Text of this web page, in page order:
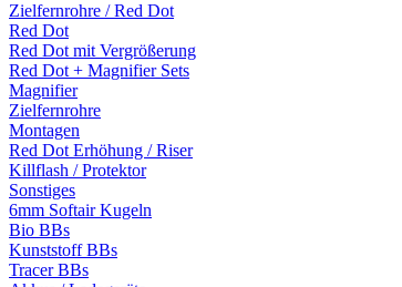
Zielfernrohre / Red Dot
Red Dot
Red Dot mit Vergrößerung
Red Dot + Magnifier Sets
Magnifier
Zielfernrohre
Montagen
Red Dot Erhöhung / Riser
Killflash / Protektor
Sonstiges
6mm Softair Kugeln
Bio BBs
Kunststoff BBs
Tracer BBs